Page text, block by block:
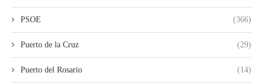
PSOE (366)
Puerto de la Cruz (29)
Puerto del Rosario (14)